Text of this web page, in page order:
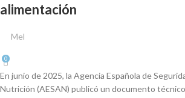
alimentación
Mel
0
En junio de 2025, la Agencia Española de
Nutrición (AESAN) publicó un documento